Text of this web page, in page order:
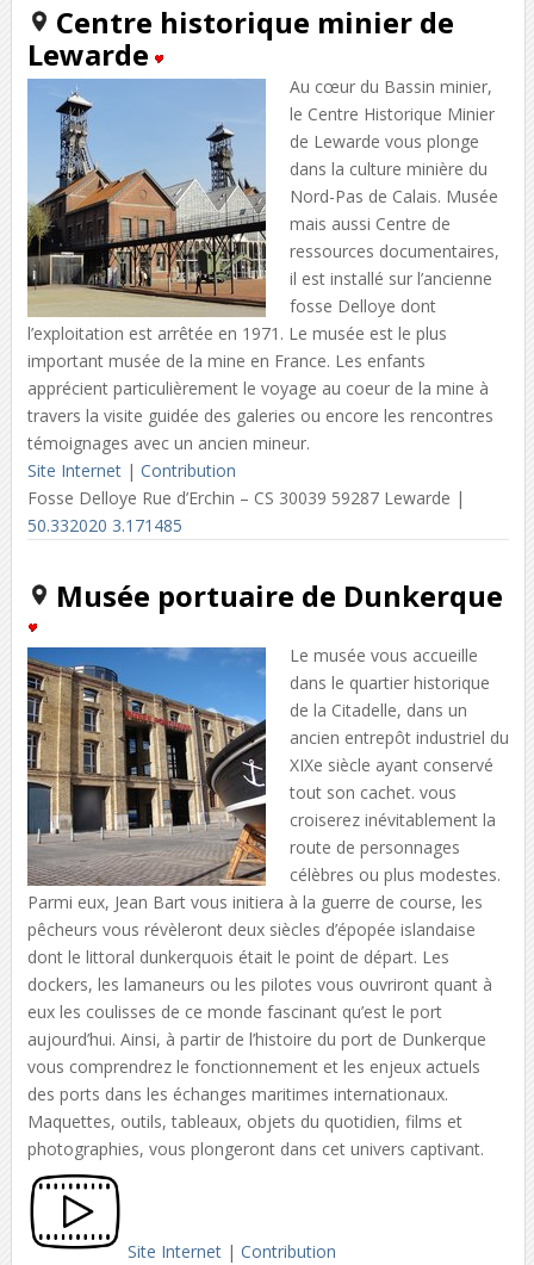
Centre historique minier de
Lewarde
Au cœur du Bassin minier,
le Centre Historique Minier
de Lewarde vous plonge
dans la culture minière du
Nord-Pas de Calais. Musée
mais aussi Centre de
ressources documentaires,
il est installé sur l’ancienne
fosse Delloye dont
l’exploitation est arrêtée en 1971. Le musée est le plus
important musée de la mine en France. Les enfants
apprécient particulièrement le voyage au coeur de la mine à
travers la visite guidée des galeries ou encore les rencontres
témoignages avec un ancien mineur.
Site Internet| Contribution
Fosse Delloye Rue d’Erchin – CS 30039 59287 Lewarde |
50.332020 3.171485
Musée portuaire de Dunkerque
Le musée vous accueille
dans le quartier historique
de la Citadelle, dans un
ancien entrepôt industriel du
XIXe siècle ayant conservé
tout son cachet. vous
croiserez inévitablement la
route de personnages
célèbres ou plus modestes.
Parmi eux, Jean Bart vous initiera à la guerre de course, les
pêcheurs vous révèleront deux siècles d’épopée islandaise
dont le littoral dunkerquois était le point de départ. Les
dockers, les lamaneurs ou les pilotes vous ouvriront quant à
eux les coulisses de ce monde fascinant qu’est le port
aujourd’hui. Ainsi, à partir de l’histoire du port de Dunkerque
vous comprendrez le fonctionnement et les enjeux actuels
des ports dans les échanges maritimes internationaux.
Maquettes, outils, tableaux, objets du quotidien, films et
photographies, vous plongeront dans cet univers captivant.
Site Internet| Contribution